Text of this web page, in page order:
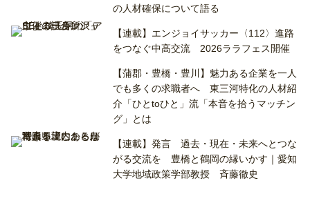
の人材確保について語る
【連載】エンジョイサッカー〈112〉進路
をつなぐ中高交流 2026ララフェス開催
【蒲郡・豊橋・豊川】魅力ある企業を一人
でも多くの求職者へ 東三河特化の人材紹
介「ひとtoひと」流「本音を拾うマッチン
グ」とは
【連載】発言 過去・現在・未来へとつな
がる交流を 豊橋と鶴岡の縁いかす｜愛知
大学地域政策学部教授 斉藤徹史